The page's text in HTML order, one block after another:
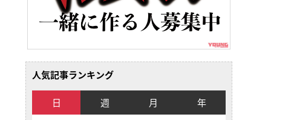
人気記事ランキング
日 週 月 年